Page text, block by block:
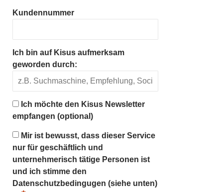
Kundennummer
Ich bin auf Kisus aufmerksam
geworden durch:
Ich möchte den Kisus Newsletter
empfangen (optional)
Mir ist bewusst, dass dieser Service
nur für geschäftlich und
unternehmerisch tätige Personen ist
und ich stimme den
Datenschutzbedingugen (siehe unten)